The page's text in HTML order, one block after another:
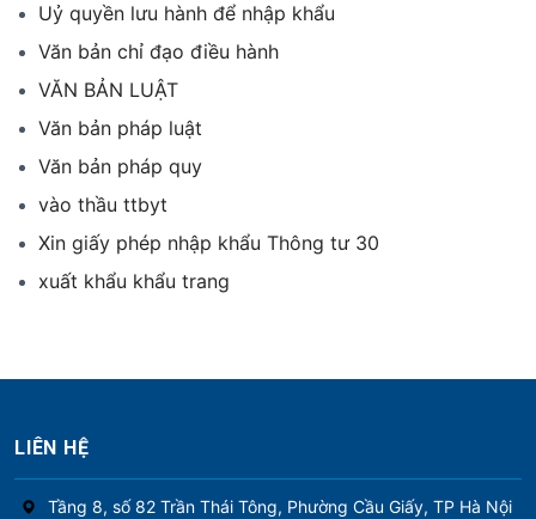
Uỷ quyền lưu hành để nhập khẩu
Văn bản chỉ đạo điều hành
VĂN BẢN LUẬT
Văn bản pháp luật
Văn bản pháp quy
vào thầu ttbyt
Xin giấy phép nhập khẩu Thông tư 30
xuất khẩu khẩu trang
LIÊN HỆ
Tầng 8, số 82 Trần Thái Tông, Phường Cầu Giấy, TP Hà Nội